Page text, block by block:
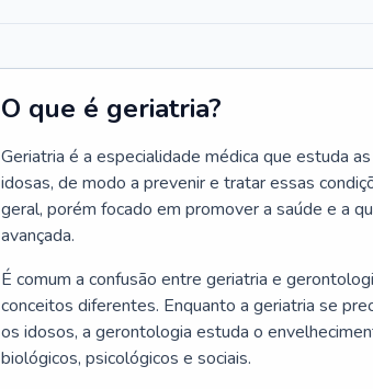
O que é geriatria?
Geriatria é a especialidade médica que estuda
idosas, de modo a prevenir e tratar essas
geral, porém focado em promover a saúde e a
avançada.
É comum a confusão entre geriatria e
conceitos diferentes. Enquanto a geriatria se
os idosos, a gerontologia estuda o
biológicos, psicológicos e sociais.